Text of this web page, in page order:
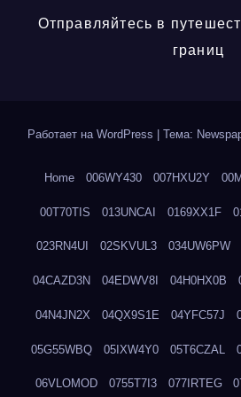
Отправляйтесь в
границ
Работает на WordPress Тема:
Home 006WY430 007HXU2Y
00T70TIS 013UNCAI 0169XX1F
023RN4UI 02SKVUL3 034UW6PW
04CAZD3N 04EDWV8I 04H0HX0B
04N4JN2X 04QX9S1E 04YFC57J
05G55WBQ 05IXW4Y0 05T6CZAL
06VLOMOD 0755T7I3 077IRTEG